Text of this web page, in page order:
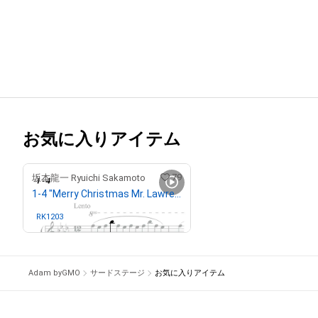
お気に入りアイテム
坂本龍一 Ryuichi Sakamoto 79
1-4 "Merry Christmas Mr. Lawrence" Ryuichi Sakamoto 坂本 龍一
RK1203 さんが保有中
Adam byGMO サードステージ お気に入りアイテム